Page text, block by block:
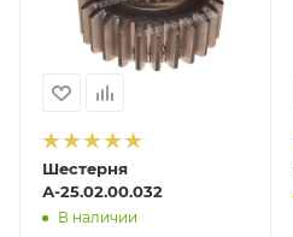
Шестерня
А-25.02.00.032
В наличии